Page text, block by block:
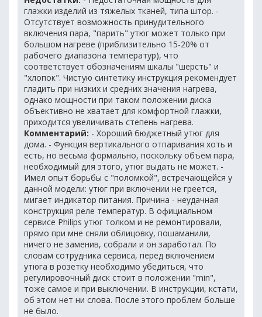
глажки изделий из тяжелых тканей, типа штор. -
Отсутствует возможность принудительного
включения пара, "парить" утюг может только при
большом нагреве (приблизительно 15-20% от
рабочего диапазона температур), что
соответствует обозначениям шкалы "шерсть" и
"хлопок". Чистую синтетику инструкция рекомендует
гладить при низких и средних значения нагрева,
однако мощности при таком положении диска
объективно не хватает для комфортной глажки,
приходится увеличивать степень нагрева.
Комментарий: - Хороший бюджетный утюг для
дома. - Функция вертикального отпаривания хоть и
есть, но весьма формально, поскольку объём пара,
необходимый для этого, утюг выдать не может. -
Имел опыт борьбы с "поломкой", встречающейся у
данной модели: утюг при включении не греется,
мигает индикатор питания. Причина - неудачная
конструкция реле температур. В официальном
сервисе Philips утюг толком и не ремонтировали,
прямо при мне сняли облицовку, пошаманили,
ничего не заменив, собрали и он заработал. По
словам сотрудника сервиса, перед включением
утюга в розетку необходимо убедиться, что
регулировочный диск стоит в положении "min",
тоже самое и при выключении. В инструкции, кстати,
об этом нет ни слова. После этого проблем больше
не было.